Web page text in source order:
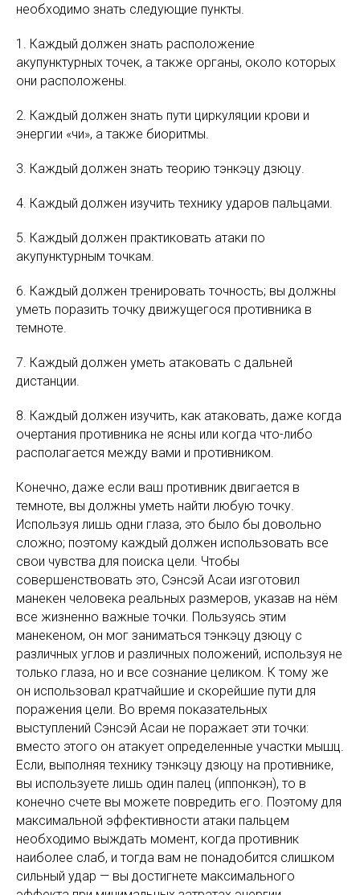
необходимо знать следующие пункты.
1. Каждый должен знать расположение
акупунктурных точек, а также органы, около которых
они расположены.
2. Каждый должен знать пути циркуляции крови и
энергии «чи», а также биоритмы.
3. Каждый должен знать теорию тэнкэцу дзюцу.
4. Каждый должен изучить технику ударов пальцами.
5. Каждый должен практиковать атаки по
акупунктурным точкам.
6. Каждый должен тренировать точность; вы должны
уметь поразить точку движущегося противника в
темноте.
7. Каждый должен уметь атаковать с дальней
дистанции.
8. Каждый должен изучить, как атаковать, даже когда
очертания противника не ясны или когда что-либо
располагается между вами и противником.
Конечно, даже если ваш противник двигается в
темноте, вы должны уметь найти любую точку.
Используя лишь одни глаза, это было бы довольно
сложно; поэтому каждый должен использовать все
свои чувства для поиска цели. Чтобы
совершенствовать это, Сэнсэй Асаи изготовил
манекен человека реальных размеров, указав на нём
все жизненно важные точки. Пользуясь этим
манекеном, он мог заниматься тэнкэцу дзюцу с
различных углов и различных положений, используя не
только глаза, но и все сознание целиком. К тому же
он использовал кратчайшие и скорейшие пути для
поражения цели. Во время показательных
выступлений Сэнсэй Асаи не поражает эти точки:
вместо этого он атакует определенные участки мышц.
Если, выполняя технику тэнкэцу дзюцу на противнике,
вы используете лишь один палец (иппонкэн), то в
конечно счете вы можете повредить его. Поэтому для
максимальной эффективности атаки пальцем
необходимо выждать момент, когда противник
наиболее слаб, и тогда вам не понадобится слишком
сильный удар — вы достигнете максимального